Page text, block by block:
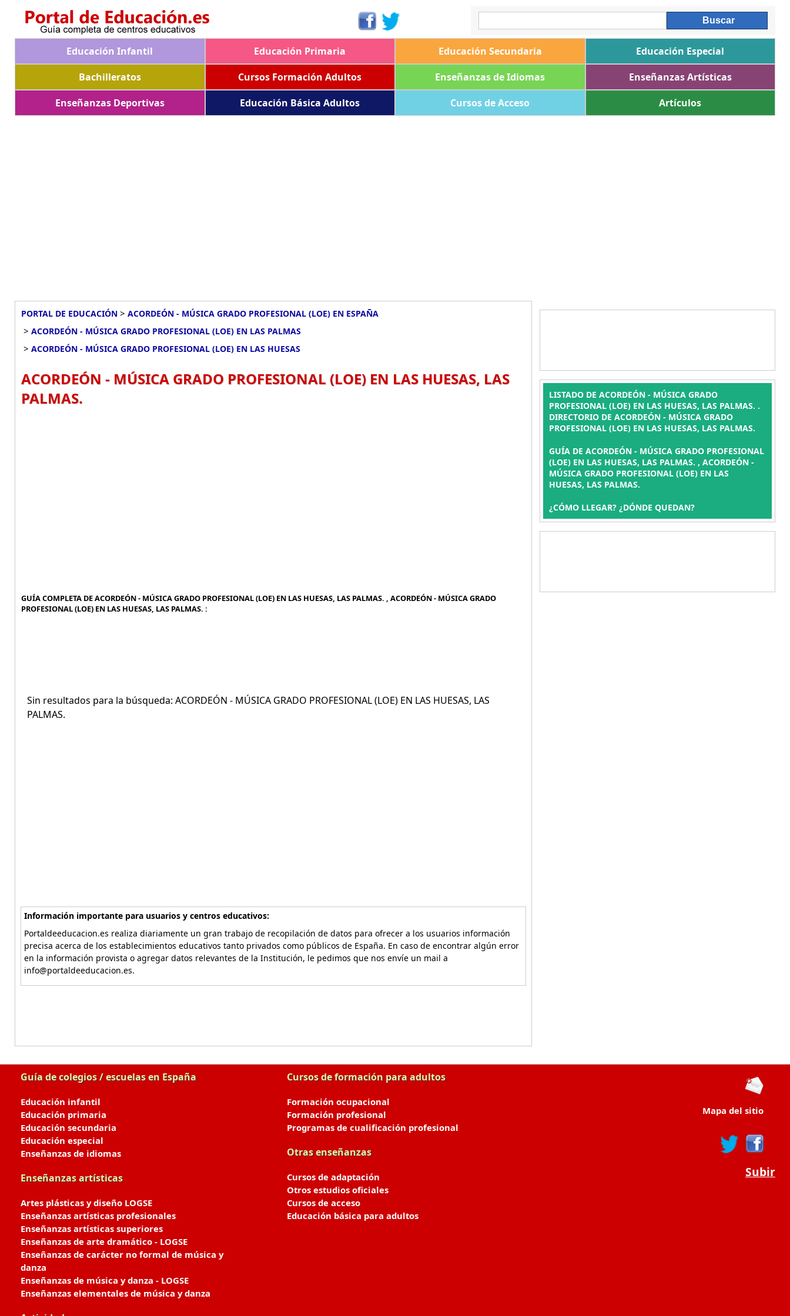
Educación Infantil Educación Primaria Educación Secundaria
Educación Especial
Bachilleratos
Cursos Formación Adultos Enseñanzas de Idiomas
Enseñanzas Artísticas
Enseñanzas Deportivas
Educación Básica Adultos Cursos de Acceso Artículos
PORTAL DE EDUCACIÓN > ACORDEÓN - MÚSICA GRADO PROFESIONAL (LOE) EN ESPAÑA
> ACORDEÓN - MÚSICA GRADO PROFESIONAL (LOE) EN LAS PALMAS
> ACORDEÓN - MÚSICA GRADO PROFESIONAL (LOE) EN LAS HUESAS
ACORDEÓN - MÚSICA GRADO PROFESIONAL (LOE) EN LAS HUESAS, LAS
PALMAS.
GUÍA COMPLETA DE ACORDEÓN - MÚSICA GRADO PROFESIONAL (LOE) EN LAS HUESAS, LAS PALMAS. , ACORDEÓN - MÚSICA GRADO
PROFESIONAL (LOE) EN LAS HUESAS, LAS PALMAS. :
Sin resultados para la búsqueda: ACORDEÓN - MÚSICA GRADO PROFESIONAL (LOE) EN LAS HUESAS, LAS
PALMAS.
Información importante para usuarios y centros educativos:
Portaldeeducacion.es realiza diariamente un gran trabajo de recopilación de datos para ofrecer a los usuarios información
precisa acerca de los establecimientos educativos tanto privados como públicos de España. En caso de encontrar algún error
en la información provista o agregar datos relevantes de la Institución, le pedimos que nos envíe un mail a
info@portaldeeducacion.es.
LISTADO DE ACORDEÓN - MÚSICA GRADO
PROFESIONAL (LOE) EN LAS HUESAS, LAS PALMAS. .
DIRECTORIO DE ACORDEÓN - MÚSICA GRADO
PROFESIONAL (LOE) EN LAS HUESAS, LAS PALMAS.
GUÍA DE ACORDEÓN - MÚSICA GRADO PROFESIONAL
(LOE) EN LAS HUESAS, LAS PALMAS. , ACORDEÓN -
MÚSICA GRADO PROFESIONAL (LOE) EN LAS
HUESAS, LAS PALMAS.
¿CÓMO LLEGAR? ¿DÓNDE QUEDAN?
Guía de colegios / escuelas en España
Educación infantil
Educación primaria
Educación secundaria
Educación especial
Enseñanzas de idiomas
Enseñanzas artísticas
Artes plásticas y diseño LOGSE
Enseñanzas artísticas profesionales
Enseñanzas artísticas superiores
Enseñanzas de arte dramático - LOGSE
Enseñanzas de carácter no formal de música y
danza
Enseñanzas de música y danza - LOGSE
Enseñanzas elementales de música y danza
Cursos de formación para adultos
Formación ocupacional
Formación profesional
Programas de cualificación profesional
Otras enseñanzas
Cursos de adaptación
Otros estudios oficiales
Cursos de acceso
Educación básica para adultos
Mapa del sitio
Subir